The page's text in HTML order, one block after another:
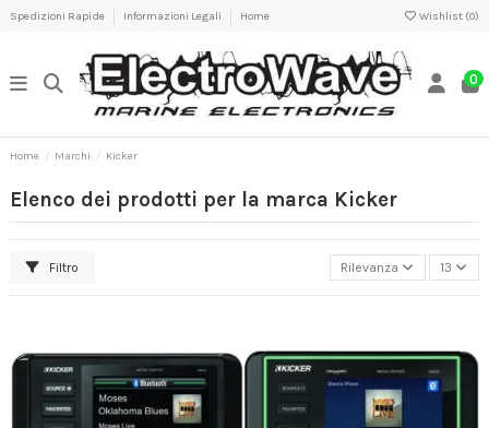
Spedizioni Rapide Informazioni Legali Home Wishlist (0)
0
Home Marchi Kicker
Elenco dei prodotti per la marca Kicker
Filtro Rilevanza 13